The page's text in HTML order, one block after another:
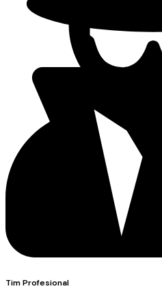
Tim Profesional